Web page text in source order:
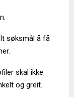
søksmål å få
skal ikke
og greit.